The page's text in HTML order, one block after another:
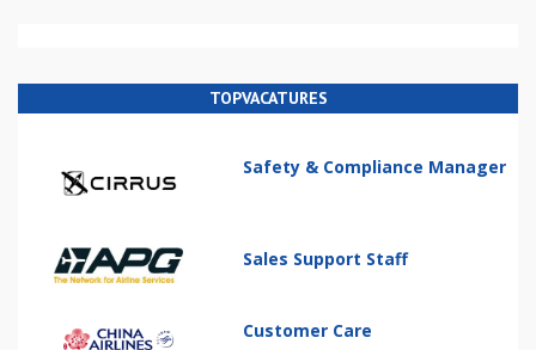
TOPVACATURES
Safety & Compliance Manager
Sales Support Staff
Customer Care